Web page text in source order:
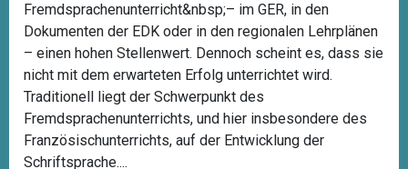
Fremdsprachenunterricht&nbsp;– im GER, in den
Dokumenten der EDK oder in den regionalen Lehrplänen
– einen hohen Stellenwert. Dennoch scheint es, dass sie
nicht mit dem erwarteten Erfolg unterrichtet wird.
Traditionell liegt der Schwerpunkt des
Fremdsprachenunterrichts, und hier insbesondere des
Französischunterrichts, auf der Entwicklung der
Schriftsprache....